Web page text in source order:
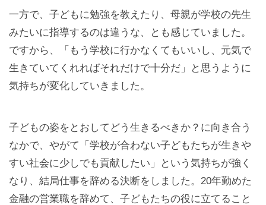
一方で、子どもに勉強を教えたり、母親が学校の先生
みたいに指導するのは違うな、とも感じていました。
ですから、「もう学校に行かなくてもいいし、元気で
生きていてくれればそれだけで十分だ」と思うように
気持ちが変化していきました。
子どもの姿をとおしてどう生きるべきか？に向き合う
なかで、やがて「学校が合わない子どもたちが生きや
すい社会に少しでも貢献したい」という気持ちが強く
なり、結局仕事を辞める決断をしました。20年勤めた
金融の営業職を辞めて、子どもたちの役に立てること